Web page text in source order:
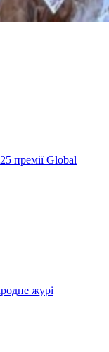
премії Global
журі